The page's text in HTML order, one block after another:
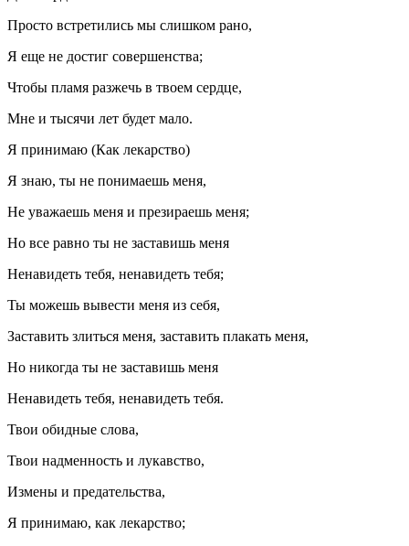
Просто встретились мы слишком рано,
Я еще не достиг совершенства;
Чтобы пламя разжечь в твоем сердце,
Мне и тысячи лет будет мало.
Я принимаю (Как лекарство)
Я знаю, ты не понимаешь меня,
Не уважаешь меня и презираешь меня;
Но все равно ты не заставишь меня
Ненавидеть тебя, ненавидеть тебя;
Ты можешь вывести меня из себя,
Заставить злиться меня, заставить плакать меня,
Но никогда ты не заставишь меня
Ненавидеть тебя, ненавидеть тебя.
Твои обидные слова,
Твои надменность и лукавство,
Измены и предательства,
Я принимаю, как лекарство;